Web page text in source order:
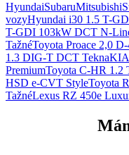
HyundaiSubaruMitsubishi
vozyHyundai i30 1.5 T-
T-GDI 103kW DCT N-
TažnéToyota Proace 2,0
1.3 DIG-T DCT TeknaKIA
PremiumToyota C-HR 1.2
HSD e-CVT StyleToyota
TažnéLexus RZ 450e